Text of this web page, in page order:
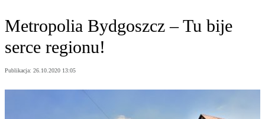
Metropolia Bydgoszcz – Tu bije
serce regionu!
Publikacja: 26.10.2020 13:05